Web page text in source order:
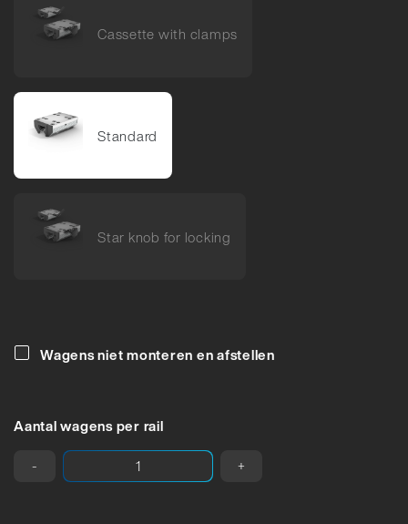
Cassette with clamps
Standard
Star knob for locking
Wagens niet monteren en afstellen
Aantal wagens per rail
-
+